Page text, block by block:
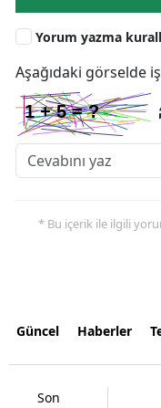
Yorum yazma
Aşağıdaki görselde
* Bu içerik ile ilgili
Güncel Haberler
Son